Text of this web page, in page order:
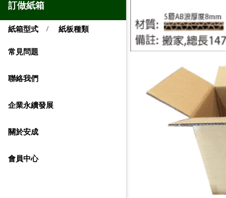
訂做紙箱
紙箱型式 / 紙板種類
常見問題
聯絡我們
企業永續發展
關於安成
會員中心